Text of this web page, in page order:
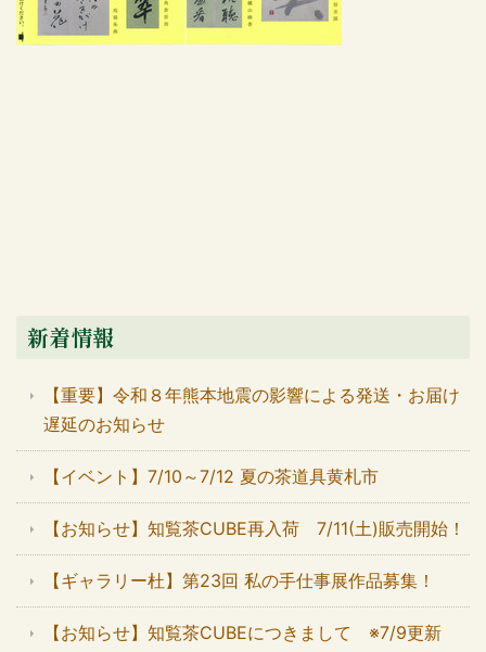
新着情報
【重要】令和８年熊本地震の影響による発送・お届け
遅延のお知らせ
【イベント】7/10～7/12 夏の茶道具黄札市
【お知らせ】知覧茶CUBE再入荷 7/11(土)販売開始！
【ギャラリー杜】第23回 私の手仕事展作品募集！
【お知らせ】知覧茶CUBEにつきまして ※7/9更新